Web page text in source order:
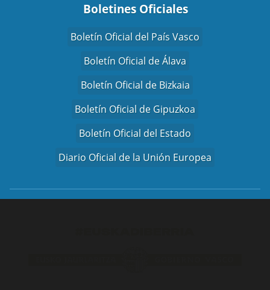
Boletines Oficiales
Boletín Oficial del País Vasco
Boletín Oficial de Álava
Boletín Oficial de Bizkaia
Boletín Oficial de Gipuzkoa
Boletín Oficial del Estado
Diario Oficial de la Unión Europea